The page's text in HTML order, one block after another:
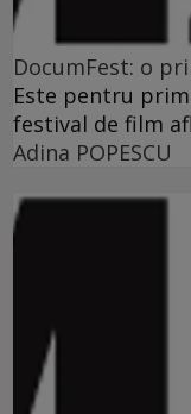
DocumFest: o
Este pentru
festival de film
Adina POPESCU